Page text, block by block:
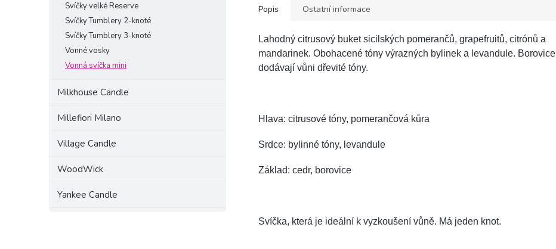
Svíčky velké Reserve
Svíčky Tumblery 2-knoté
Svíčky Tumblery 3-knoté
Vonné vosky
Vonná svíčka mini
Milkhouse Candle
Millefiori Milano
Village Candle
WoodWick
Yankee Candle
Popis Ostatní informace
Lahodný citrusový buket sicilských pomerančů, grapefruitů, citrónů a
mandarinek. Obohacené tóny výrazných bylinek a levandule. Borovice
dodávají vůni dřevité tóny.
Hlava: citrusové tóny, pomerančová kůra
Srdce: bylinné tóny, levandule
Základ: cedr, borovice
Svíčka, která je ideální k vyzkoušení vůně. Má jeden knot.